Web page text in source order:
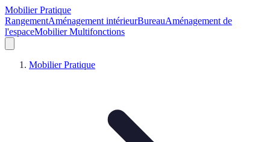
Mobilier Pratique
RangementAménagement intérieurBureauAménagement de
l'espaceMobilier Multifonctions
Mobilier Pratique